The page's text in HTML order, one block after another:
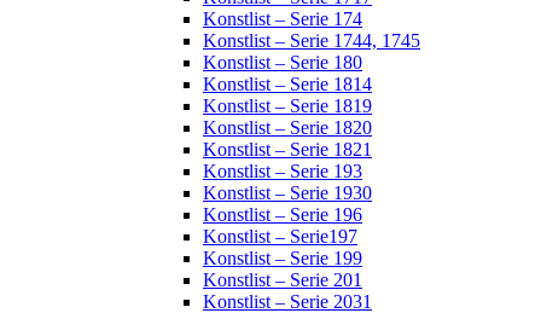
Konstlist – Serie 174
Konstlist – Serie 1744, 1745
Konstlist – Serie 180
Konstlist – Serie 1814
Konstlist – Serie 1819
Konstlist – Serie 1820
Konstlist – Serie 1821
Konstlist – Serie 193
Konstlist – Serie 1930
Konstlist – Serie 196
Konstlist – Serie197
Konstlist – Serie 199
Konstlist – Serie 201
Konstlist – Serie 2031